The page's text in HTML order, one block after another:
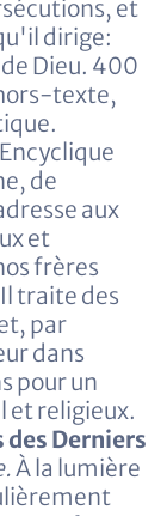
et
dirige:
Dieu. 400
texte,
de
aux
et
frères
traite des
par
dans
pour un
et religieux.
des Derniers
À la lumière